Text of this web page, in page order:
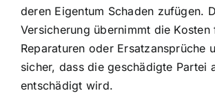
deren Eigentum Schaden zufügen.
Versicherung übernimmt die Kosten
Reparaturen oder Ersatzansprüche
sicher, dass die geschädigte Partei
entschädigt wird.